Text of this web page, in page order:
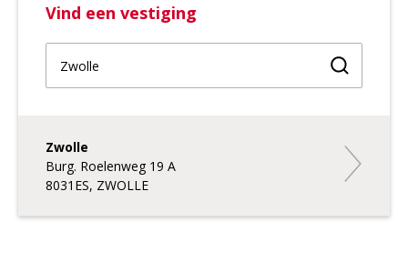
Vind een vestiging
Vind een
Zwolle
Burg. Roelenweg 19 A
8031ES, ZWOLLE
Zwolle